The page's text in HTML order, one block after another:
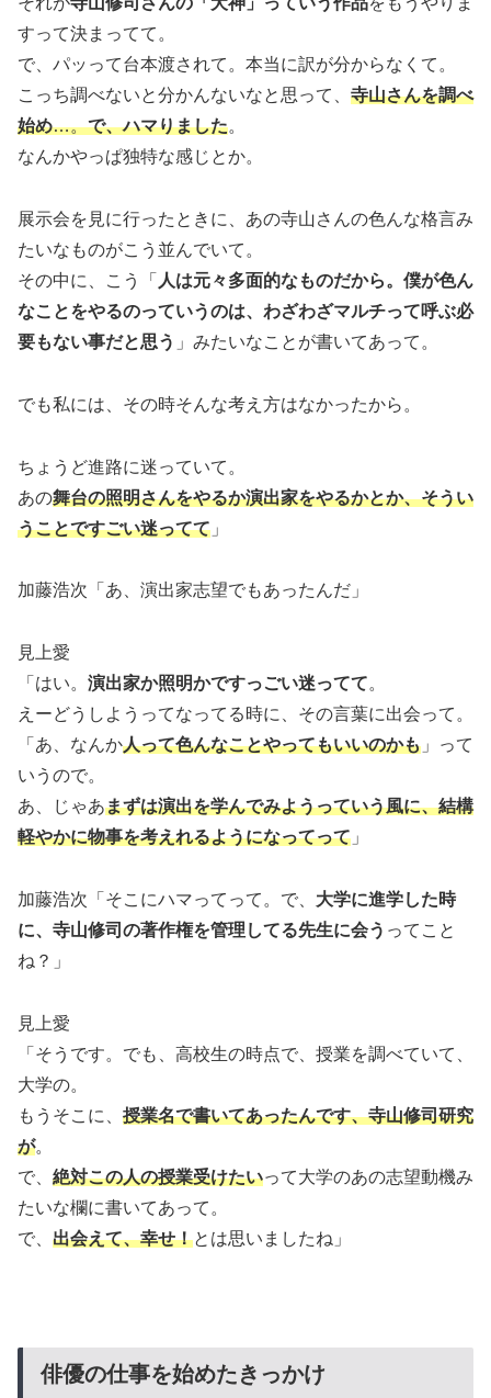
すって決まってて。
で、パッって台本渡されて。本当に訳が分からなくて。
こっち調べないと分かんないなと思って、 寺山さんを調べ
始め…。で、ハマりました。
なんかやっぱ独特な感じとか。
展示会を見に行ったときに、あの寺山さんの色んな格言み
たいなものがこう並んでいて。
その中に、こう「 人は元々多面的なものだから。僕が色ん
なことをやるのっていうのは、わざわざマルチって呼ぶ必
要もない事だと思う 」みたいなことが書いてあって。
でも私には、その時そんな考え方はなかったから。
ちょうど進路に迷っていて。
あの舞台の照明さんをやるか演出家をやるかとか、そうい
うことですごい迷ってて 」
加藤浩次「あ、演出家志望でもあったんだ」
見上愛
「はい。 演出家か照明かですっごい迷ってて。
えーどうしようってなってる時に、その言葉に出会って。
「あ、なんか人って色んなことやってもいいのかも 」って
いうので。
あ、じゃあまずは演出を学んでみようっていう風に、結構
軽やかに物事を考えれるようになってって 」
加藤浩次「そこにハマってって。で、 大学に進学した時
に、寺山修司の著作権を管理してる先生に会う ってこと
ね？」
見上愛
「そうです。でも、高校生の時点で、授業を調べていて、
大学の。
もうそこに、 授業名で書いてあったんです、寺山修司研究
が。
で、 絶対この人の授業受けたいって大学のあの志望動機み
たいな欄に書いてあって。
で、 出会えて、幸せ！とは思いましたね」
俳優の仕事を始めたきっかけ